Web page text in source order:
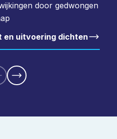
door gedwongen
en uitvoering dichten